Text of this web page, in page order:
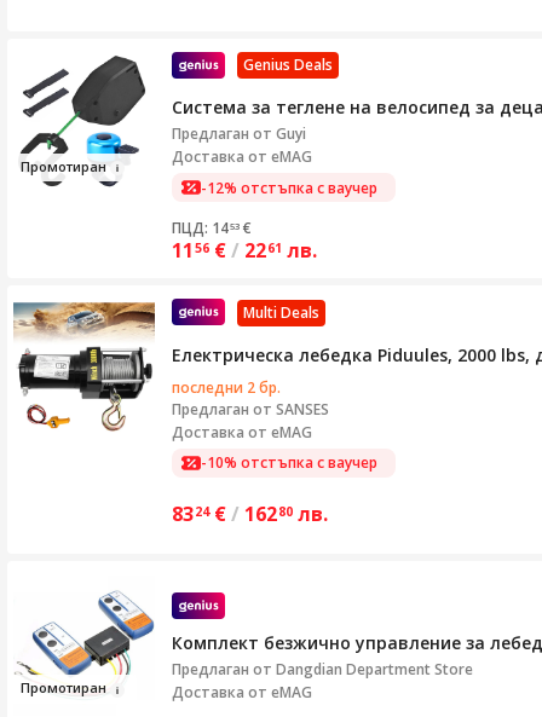
Промотиран
Genius Deals
Система за теглене на велосипед за
Предлаган от Guyi
Доставка от eMAG
-12% отстъпка с ваучер
ПЦД: 1453 €
11 56 €/ 2261 лв.
Multi Deals
Електрическа лебедка Piduules, 2000
последни 2 бр.
Предлаган от SANSES
Доставка от eMAG
-10% отстъпка с ваучер
8324 €/ 16280 лв.
Промотиран
Комплект безжично управление за
Предлаган от Dangdian Department Store
Доставка от eMAG